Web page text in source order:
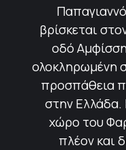
βρίσκεται
οδό
ολοκληρωμένη
προσπάθεια
στην Ελλάδα.
χώρο του
πλέον και